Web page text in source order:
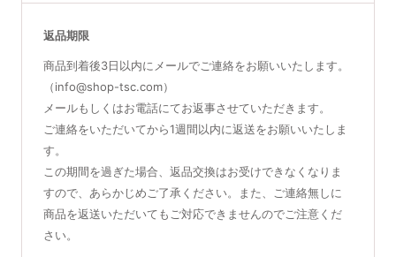
返品期限
商品到着後3日以内にメールでご連絡をお願いいたします。
（info@shop-tsc.com）
メールもしくはお電話にてお返事させていただきます。
ご連絡をいただいてから1週間以内に返送をお願いいたしま
す。
この期間を過ぎた場合、返品交換はお受けできなくなりま
すので、あらかじめご了承ください。また、ご連絡無しに
商品を返送いただいてもご対応できませんのでご注意くだ
さい。